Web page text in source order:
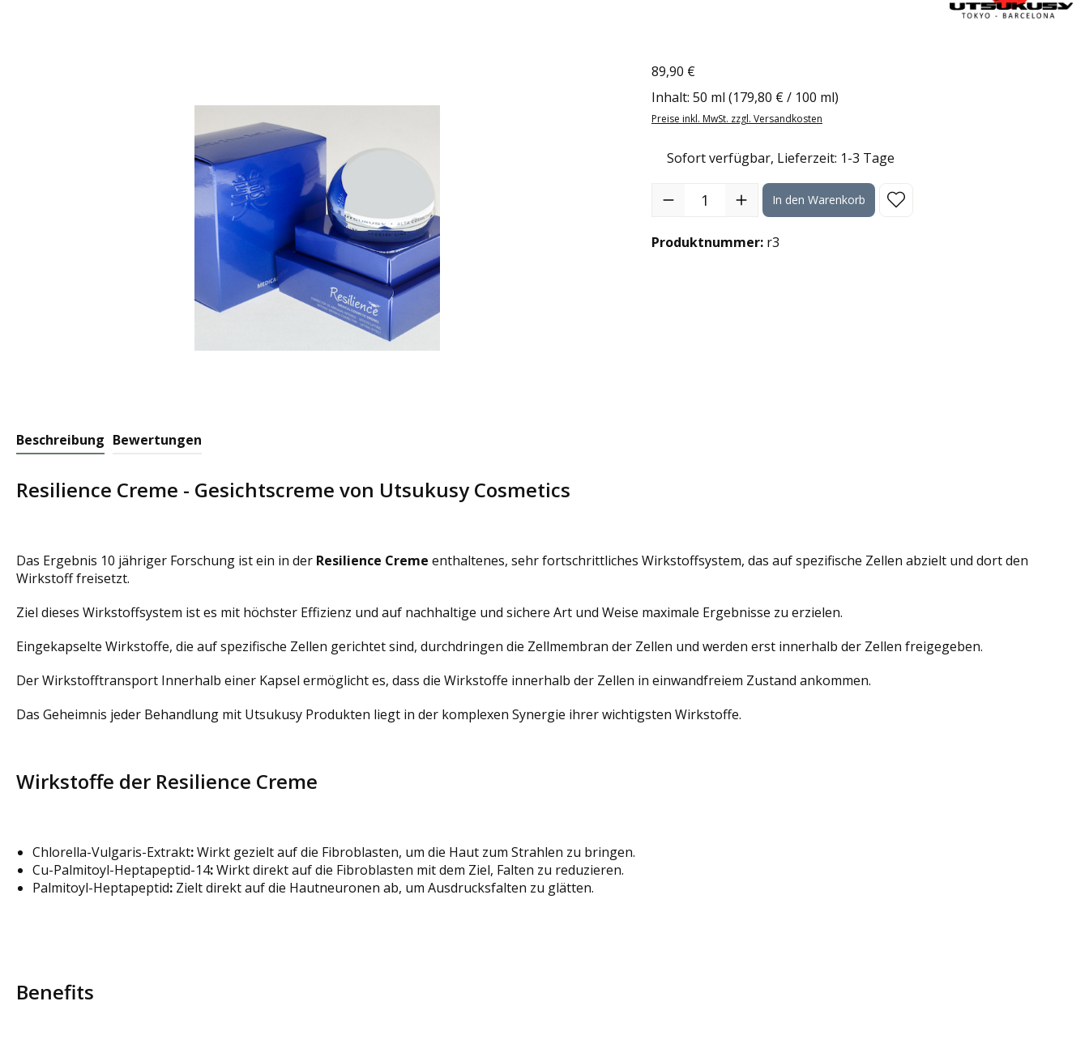
Regulärer Preis:
89,90 €
Inhalt: 50 ml (179,80 € / 100 ml)
Preise inkl. MwSt. zzgl. Versandkosten
Sofort verfügbar, Lieferzeit: 1-3 Tage
Produkt Anzahl: Gib den gewünschten Wert ein oder benutze die
In den Warenkorb
Produktnummer: r3
Beschreibung Bewertungen
Resilience Creme - Gesichtscreme von Utsukusy Cosmetics
Das Ergebnis 10 jähriger Forschung ist ein in der Resilience Creme enthaltenes, sehr fortschrittliches Wirkstoffsystem, das auf spezifische Zellen abzielt und dort den
Wirkstoff freisetzt.
Ziel dieses Wirkstoffsystem ist es mit höchster Effizienz und auf nachhaltige und sichere Art und Weise maximale Ergebnisse zu erzielen.
Eingekapselte Wirkstoffe, die auf spezifische Zellen gerichtet sind, durchdringen die Zellmembran der Zellen und werden erst innerhalb der Zellen freigegeben.
Der Wirkstofftransport Innerhalb einer Kapsel ermöglicht es, dass die Wirkstoffe innerhalb der Zellen in einwandfreiem Zustand ankommen.
Das Geheimnis jeder Behandlung mit Utsukusy Produkten liegt in der komplexen Synergie ihrer wichtigsten Wirkstoffe.
Wirkstoffe der Resilience Creme
Chlorella-Vulgaris-Extrakt:Wirkt gezielt auf die Fibroblasten, um die Haut zum Strahlen zu bringen.
Cu-Palmitoyl-Heptapeptid-14:Wirkt direkt auf die Fibroblasten mit dem Ziel, Falten zu reduzieren.
Palmitoyl-Heptapeptid: Zielt direkt auf die Hautneuronen ab, um Ausdrucksfalten zu glätten.
Benefits